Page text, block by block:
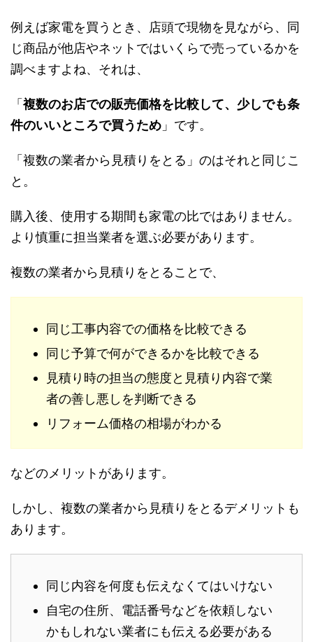
例えば家電を買うとき、店頭で現物を見ながら、同
じ商品が他店やネットではいくらで売っているかを
調べますよね、それは、
「複数のお店での販売価格を比較して、少しでも条
件のいいところで買うため 」です。
「複数の業者から見積りをとる」のはそれと同じこ
と。
購入後、使用する期間も家電の比ではありません。
より慎重に担当業者を選ぶ必要があります。
複数の業者から見積りをとることで、
同じ工事内容での価格を比較できる
同じ予算で何ができるかを比較できる
見積り時の担当の態度と見積り内容で業
者の善し悪しを判断できる
リフォーム価格の相場がわかる
などのメリットがあります。
しかし、複数の業者から見積りをとるデメリットも
あります。
同じ内容を何度も伝えなくてはいけない
自宅の住所、電話番号などを依頼しない
かもしれない業者にも伝える必要がある